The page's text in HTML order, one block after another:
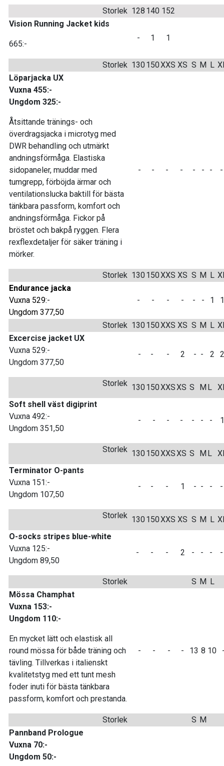
Storlek 128 140 152
Vision Running Jacket kids
665:-
- 1 1
Storlek 130 150XXS XS S M L
Löparjacka UX
Vuxna 455:-
Ungdom 325:-
Åtsittande tränings- och
överdragsjacka i microtyg med
DWR behandling och utmärkt
andningsförmåga. Elastiska
sidopaneler, muddar med
tumgrepp, förböjda ärmar och
ventilationslucka baktill för bästa
tänkbara passform, komfort och
andningsförmåga. Fickor på
bröstet och bakpå ryggen. Flera
rexflexdetaljer för säker träning i
mörker.
- - - - - - -
Storlek 130 150XXS XS S M L
Endurance jacka
Vuxna 529:-
Ungdom 377,50
- - - - - - 1 1
Storlek 130 150XXS XS S M L
Excercise jacket UX
Vuxna 529:-
Ungdom 377,50
- - - 2 - - 2 2
Storlek 130 150XXSXS S M L
Soft shell väst digiprint
Vuxna 492:-
Ungdom 351,50
- - - - - - - 1
Storlek 130 150XXSXS S M L
Terminator O-pants
Vuxna 151:-
Ungdom 107,50
- - - 1 - - -
Storlek 130 150XXS XS S M L
O-socks stripes blue-white
Vuxna 125:-
Ungdom 89,50
- - - 2 - - -
Storlek S M
L
Mössa Champhat
Vuxna 153:-
Ungdom 110:-
En mycket lätt och elastisk all
round mössa för både träning och
tävling. Tillverkas i italienskt
kvalitetstyg med ett tunt mesh
foder inuti för bästa tänkbara
passform, komfort och prestanda.
- - - - 13 8 10
Storlek S M
Pannband Prologue
Vuxna 70:-
Ungdom 50:-